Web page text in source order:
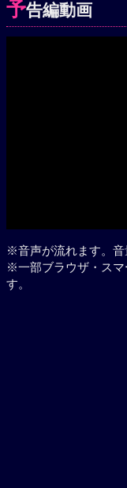
予告編動画
※音声が流れます。音
※一部ブラウザ・スマ
す。